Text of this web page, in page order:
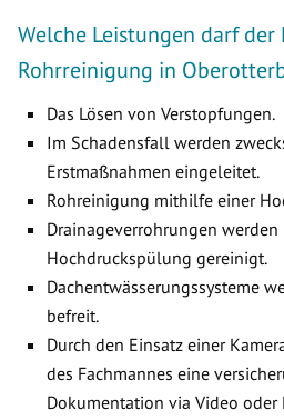
Welche Leistungen darf der
Rohrreinigung in
Das Lösen von Verstopfungen.
Im Schadensfall werden
Erstmaßnahmen eingeleitet.
Rohreinigung mithilfe einer
Drainageverrohrungen
Hochdruckspülung gereinigt.
Dachentwässerungssysteme
befreit.
Durch den Einsatz einer
des Fachmannes eine
Dokumentation via Video